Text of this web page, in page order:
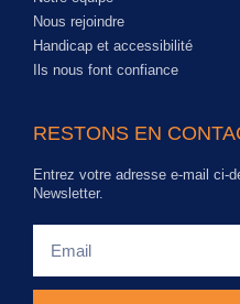
Nous rejoindre
Handicap et accessibilité
Ils nous font confiance
RESTONS EN
Entrez votre adresse e-mail ci-
Newsletter.